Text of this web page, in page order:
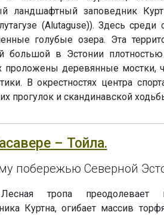
ландшафтный заповедник
(Alutaguse)). Здесь среди
голубые озера. Эта
большой в Эстонии
проложены деревянные мостки,
В окрестностях центра
прогулок и скандинавской
– Тойла.
побережью Северной
тропа преодолевает
Куртна, огибает массив